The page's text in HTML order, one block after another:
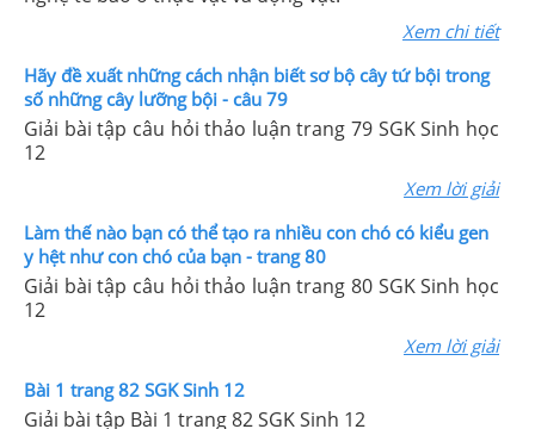
Xem chi tiết
Hãy đề xuất những cách nhận biết sơ bộ cây tứ bội trong
số những cây lưỡng bội - câu 79
Giải bài tập câu hỏi thảo luận trang 79 SGK Sinh học
12
Xem lời giải
Làm thế nào bạn có thể tạo ra nhiều con chó có kiểu gen
y hệt như con chó của bạn - trang 80
Giải bài tập câu hỏi thảo luận trang 80 SGK Sinh học
12
Xem lời giải
Bài 1 trang 82 SGK Sinh 12
Giải bài tập Bài 1 trang 82 SGK Sinh 12